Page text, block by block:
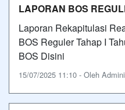
LAPORAN BOS
Laporan Rekapitulasi
BOS Reguler Tahap I
BOS Disini
15/07/2025 11:10 - Oleh